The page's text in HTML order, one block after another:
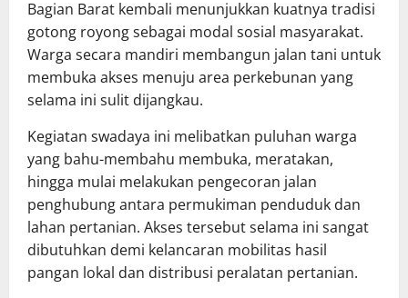
Bagian Barat kembali menunjukkan kuatnya tradisi
gotong royong sebagai modal sosial masyarakat.
Warga secara mandiri membangun jalan tani untuk
membuka akses menuju area perkebunan yang
selama ini sulit dijangkau.
Kegiatan swadaya ini melibatkan puluhan warga
yang bahu-membahu membuka, meratakan,
hingga mulai melakukan pengecoran jalan
penghubung antara permukiman penduduk dan
lahan pertanian. Akses tersebut selama ini sangat
dibutuhkan demi kelancaran mobilitas hasil
pangan lokal dan distribusi peralatan pertanian.